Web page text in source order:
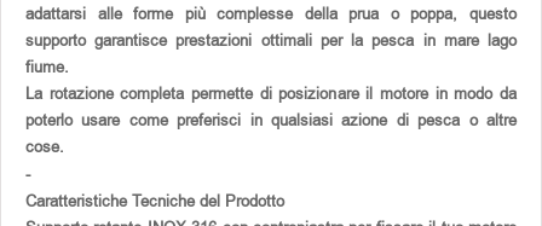
adattarsi alle forme più complesse della prua o poppa, questo
supporto garantisce prestazioni ottimali per la pesca in mare lago
fiume.
La rotazione completa permette di posizionare il motore in modo da
poterlo usare come preferisci in qualsiasi azione di pesca o altre
cose.
-
Caratteristiche Tecniche del Prodotto